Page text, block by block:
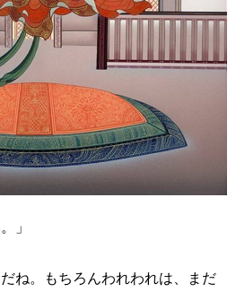
」
ね。もちろんわれわれは、まだ